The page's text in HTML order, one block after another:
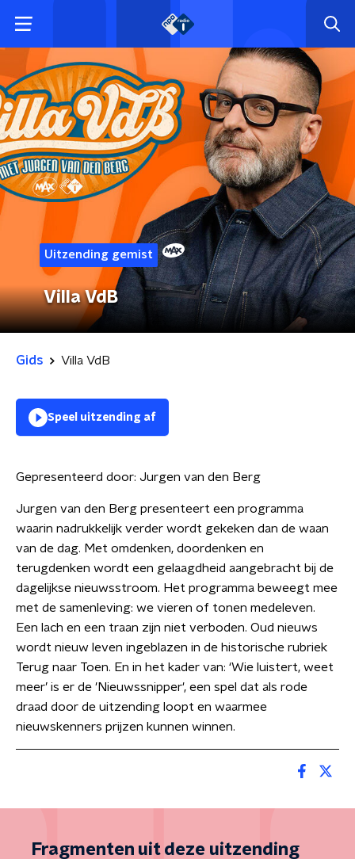
Uitzending gemist
Villa VdB
Gids Villa VdB
Speel uitzending af
Gepresenteerd door: Jurgen van den Berg
Jurgen van den Berg presenteert een programma
waarin nadrukkelijk verder wordt gekeken dan de waan
van de dag. Met omdenken, doordenken en
terugdenken wordt een gelaagdheid aangebracht bij de
dagelijkse nieuwsstroom. Het programma beweegt mee
met de samenleving: we vieren of tonen medeleven.
Een lach en een traan zijn niet verboden. Oud nieuws
wordt nieuw leven ingeblazen in de historische rubriek
Terug naar Toen. En in het kader van: ‘Wie luistert, weet
meer’ is er de 'Nieuwssnipper', een spel dat als rode
draad door de uitzending loopt en waarmee
nieuwskenners prijzen kunnen winnen.
Fragmenten uit deze uitzending